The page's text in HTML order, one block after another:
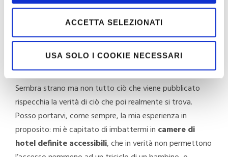
ACCETTA SELEZIONATI
USA SOLO I COOKIE NECESSARI
possono incontrare.
Un fattore che regala sempre grandi incognite è poi
prenotazione dell’alloggio. Per comodità sfrutto
sempre che sia tutto veritiero e mi servo sempre anche
di una buona dose di fortuna.
Sembra strano ma non tutto ciò che viene pubblicato
rispecchia la verità di ciò che poi realmente si trova.
Posso portarvi, come sempre, la mia esperienza in
proposito: mi è capitato di imbattermi in camere di
hotel definite accessibili, che in verità non permettono